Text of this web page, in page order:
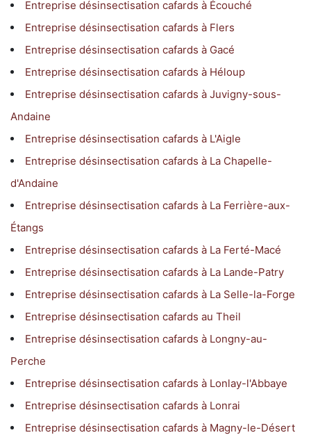
Entreprise désinsectisation cafards à Écouché
Entreprise désinsectisation cafards à Flers
Entreprise désinsectisation cafards à Gacé
Entreprise désinsectisation cafards à Héloup
Entreprise désinsectisation cafards à Juvigny-sous-
Andaine
Entreprise désinsectisation cafards à L'Aigle
Entreprise désinsectisation cafards à La Chapelle-
d'Andaine
Entreprise désinsectisation cafards à La Ferrière-aux-
Étangs
Entreprise désinsectisation cafards à La Ferté-Macé
Entreprise désinsectisation cafards à La Lande-Patry
Entreprise désinsectisation cafards à La Selle-la-Forge
Entreprise désinsectisation cafards au Theil
Entreprise désinsectisation cafards à Longny-au-
Perche
Entreprise désinsectisation cafards à Lonlay-l'Abbaye
Entreprise désinsectisation cafards à Lonrai
Entreprise désinsectisation cafards à Magny-le-Désert